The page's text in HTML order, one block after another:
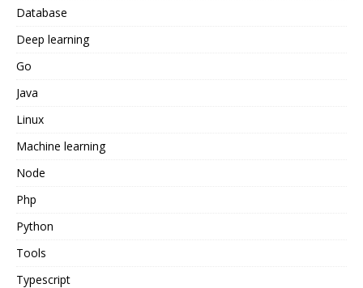
Database
Deep learning
Go
Java
Linux
Machine learning
Node
Php
Python
Tools
Typescript